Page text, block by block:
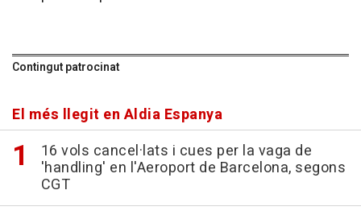
Contingut patrocinat
El més llegit en Aldia Espanya
16 vols cancel·lats i cues per la vaga de
'handling' en l'Aeroport de Barcelona, segons
CGT